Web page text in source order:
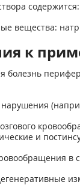
вещества:
к
болезнь
и
в